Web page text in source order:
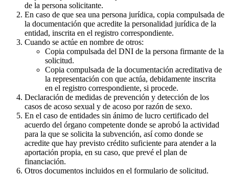
de la persona solicitante.
En caso de que sea una persona jurídica, copia compulsada de
la documentación que acredite la personalidad jurídica de la
entidad, inscrita en el registro correspondiente.
Cuando se actúe en nombre de otros:
Copia compulsada del DNI de la persona firmante de la
solicitud.
Copia compulsada de la documentación acreditativa de
la representación con que actúa, debidamente inscrita
en el registro correspondiente, si procede.
Declaración de medidas de prevención y detección de los
casos de acoso sexual y de acoso por razón de sexo.
En el caso de entidades sin ánimo de lucro certificado del
acuerdo del órgano competente donde se aprobó la actividad
para la que se solicita la subvención, así como donde se
acredite que hay previsto crédito suficiente para atender a la
aportación propia, en su caso, que prevé el plan de
financiación.
Otros documentos incluidos en el formulario de solicitud.